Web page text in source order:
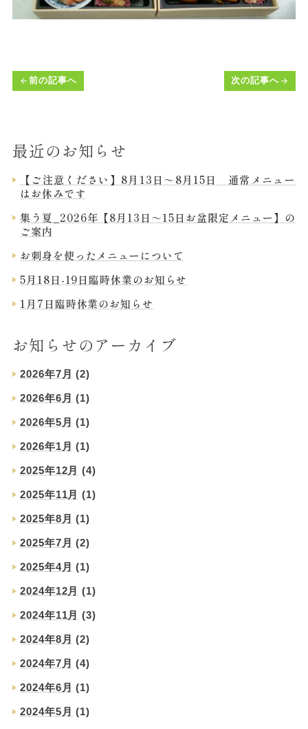
arrow_back 前の記事へ 次の記事へ arrow_forward
最近のお知らせ
【ご注意ください】8月13日～8月15日 通常メニュー
はお休みです
集う夏_2026年【8月13日～15日お盆限定メニュー】の
ご案内
お刺身を使ったメニューについて
5月18日-19日臨時休業のお知らせ
1月7日臨時休業のお知らせ
お知らせのアーカイブ
2026年7月 (2)
2026年6月 (1)
2026年5月 (1)
2026年1月 (1)
2025年12月 (4)
2025年11月 (1)
2025年8月 (1)
2025年7月 (2)
2025年4月 (1)
2024年12月 (1)
2024年11月 (3)
2024年8月 (2)
2024年7月 (4)
2024年6月 (1)
2024年5月 (1)